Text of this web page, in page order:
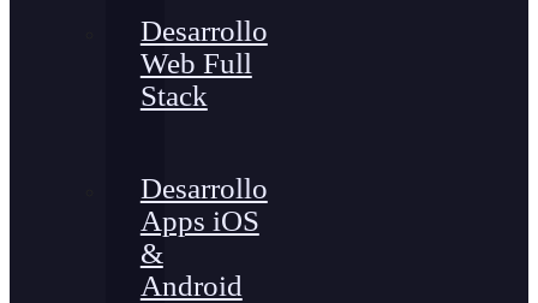
Desarrollo
Web Full
Stack
Desarrollo
Apps iOS
&
Android